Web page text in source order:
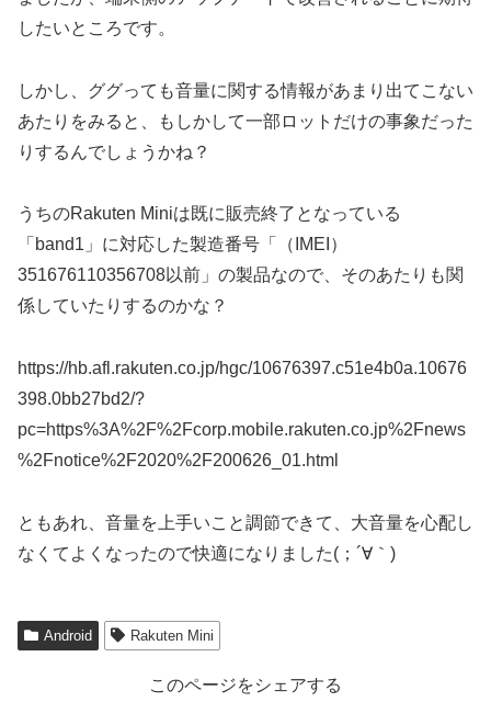
したいところです。
しかし、ググっても音量に関する情報があまり出てこない
あたりをみると、もしかして一部ロットだけの事象だった
りするんでしょうかね？
うちのRakuten Miniは既に販売終了となっている
「band1」に対応した製造番号「（IMEI）
351676110356708以前」の製品なので、そのあたりも関
係していたりするのかな？
https://hb.afl.rakuten.co.jp/hgc/10676397.c51e4b0a.10676
398.0bb27bd2/?
pc=https%3A%2F%2Fcorp.mobile.rakuten.co.jp%2Fnews
%2Fnotice%2F2020%2F200626_01.html
ともあれ、音量を上手いこと調節できて、大音量を心配し
なくてよくなったので快適になりました(；´∀｀)
Android Rakuten Mini
このページをシェアする